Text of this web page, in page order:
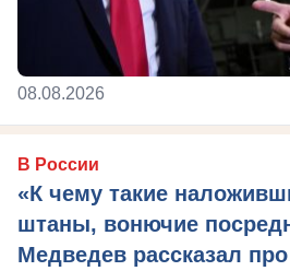
08.08.2026
В России
«К чему такие
штаны, вонючие
Медведев рассказал